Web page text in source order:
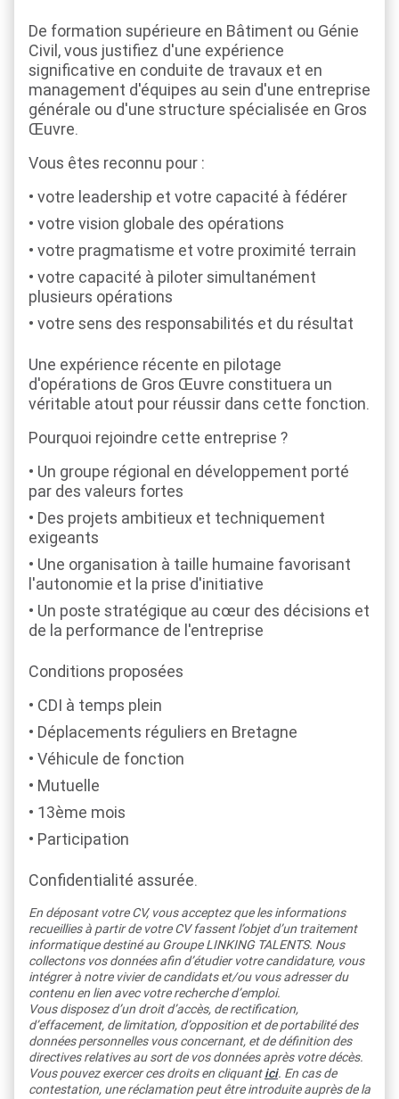
De formation supérieure en Bâtiment ou Génie
Civil, vous justifiez d'une expérience
significative en conduite de travaux et en
management d'équipes au sein d'une entreprise
générale ou d'une structure spécialisée en Gros
Œuvre.
Vous êtes reconnu pour :
votre leadership et votre capacité à fédérer
votre vision globale des opérations
votre pragmatisme et votre proximité terrain
votre capacité à piloter simultanément
plusieurs opérations
votre sens des responsabilités et du résultat
Une expérience récente en pilotage
d'opérations de Gros Œuvre constituera un
véritable atout pour réussir dans cette fonction.
Pourquoi rejoindre cette entreprise ?
Un groupe régional en développement porté
par des valeurs fortes
Des projets ambitieux et techniquement
exigeants
Une organisation à taille humaine favorisant
l'autonomie et la prise d'initiative
Un poste stratégique au cœur des décisions et
de la performance de l'entreprise
Conditions proposées
CDI à temps plein
Déplacements réguliers en Bretagne
Véhicule de fonction
Mutuelle
13ème mois
Participation
Confidentialité assurée.
En déposant votre CV, vous acceptez que les informations
recueillies à partir de votre CV fassent l’objet d’un traitement
informatique destiné au Groupe LINKING TALENTS. Nous
collectons vos données afin d’étudier votre candidature, vous
intégrer à notre vivier de candidats et/ou vous adresser du
contenu en lien avec votre recherche d’emploi.
Vous disposez d’un droit d’accès, de rectification,
d’effacement, de limitation, d’opposition et de portabilité des
données personnelles vous concernant, et de définition des
directives relatives au sort de vos données après votre décès.
Vous pouvez exercer ces droits en cliquantici. En cas de
contestation, une réclamation peut être introduite auprès de la